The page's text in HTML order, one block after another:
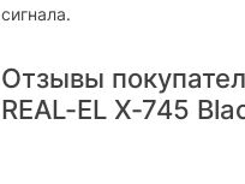
сигнала.
Отзывы
REAL-EL X-745